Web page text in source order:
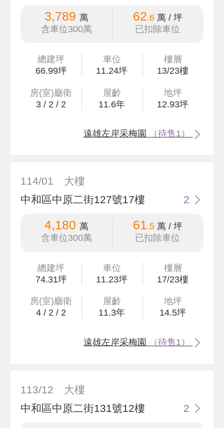
3,789 萬
含車位300萬
62.6萬 / 坪
已扣除車位
總建坪
66.99坪
車位
11.24坪
樓層
13/23樓
房(室)廳衛
3 / 2 / 2
屋齡
11.6年
地坪
12.93坪
遠雄左岸采梅園 （待售1）
114/01
大樓
中和區中原二街127號17樓
2
4,180 萬
含車位300萬
61.5萬 / 坪
已扣除車位
總建坪
74.31坪
車位
11.23坪
樓層
17/23樓
房(室)廳衛
4 / 2 / 2
屋齡
11.3年
地坪
14.5坪
遠雄左岸采梅園 （待售1）
113/12
大樓
中和區中原二街131號12樓
2